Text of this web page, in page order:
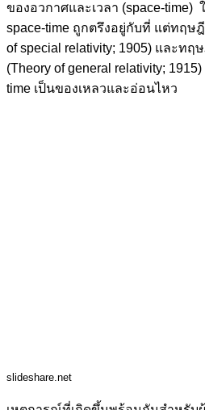
ของอวกาศและเวลา (space-
space-time ถูกตรึงอยู่กับที่ แต่ทฤษ
of special relativity; 1905) และท
(Theory of general relativity;
time เป็นของเหลวและอ่อนไหว
slideshare.net